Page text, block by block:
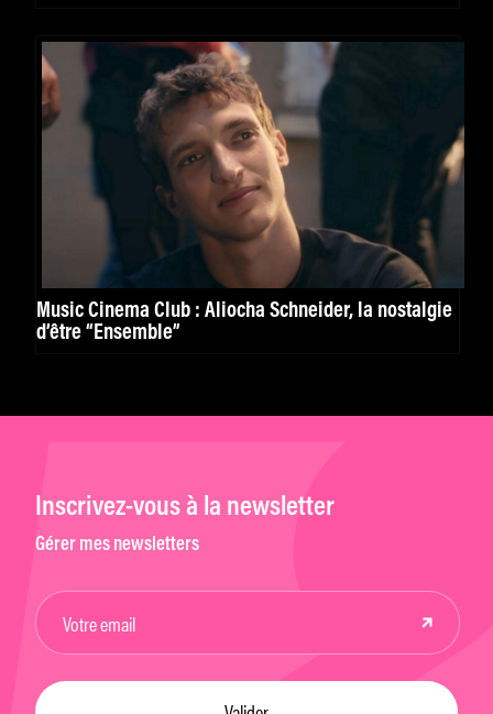
Music Cinema Club : Aliocha Schneider, la nostalgie
d’être “Ensemble”
Inscrivez-vous à la newsletter
Gérer mes newsletters